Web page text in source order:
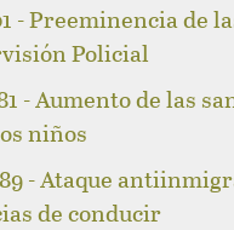
- Preeminencia de
Policial
- Aumento de las
niños
- Ataque
de conducir